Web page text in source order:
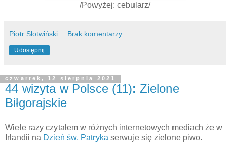
/Powyżej: cebularz/
Piotr Słotwiński Brak komentarzy:
Udostępnij
czwartek, 12 sierpnia 2021
44 wizyta w Polsce (11): Zielone
Biłgorajskie
Wiele razy czytałem w różnych internetowych mediach że w
Irlandii na Dzień św. Patryka serwuje się zielone piwo.